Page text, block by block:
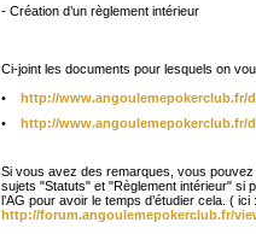
- Création d’un règlement intérieur
Ci-joint les documents pour lesquels on
• http://www.angoulemepokerclub.fr/
• http://www.angoulemepokerclub.fr/
Si vous avez des remarques, vous
sujets "Statuts" et "Règlement intérieur" si
l’AG pour avoir le temps d’étudier cela. ( ici :
http://forum.angoulemepokerclub.fr/